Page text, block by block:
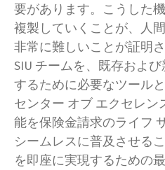
要があります。こうした
複製していくことが、人
非常に難しいことが証明
SIU チームを、既存およ
するために必要なツール
センター オブ エクセレ
能を保険金請求のライフ
シームレスに普及させる
を即座に実現するための